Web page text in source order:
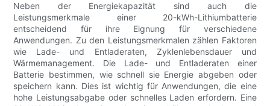
Neben der Energiekapazität sind auch die
Leistungsmerkmale einer 20-kWh-Lithiumbatterie
entscheidend für ihre Eignung für verschiedene
Anwendungen. Zu den Leistungsmerkmalen zählen Faktoren
wie Lade- und Entladeraten, Zyklenlebensdauer und
Wärmemanagement. Die Lade- und Entladeraten einer
Batterie bestimmen, wie schnell sie Energie abgeben oder
speichern kann. Dies ist wichtig für Anwendungen, die eine
hohe Leistungsabgabe oder schnelles Laden erfordern. Eine